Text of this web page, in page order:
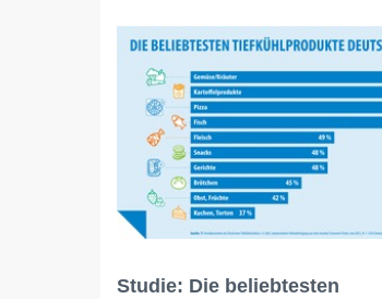
Studie: Die beliebtesten